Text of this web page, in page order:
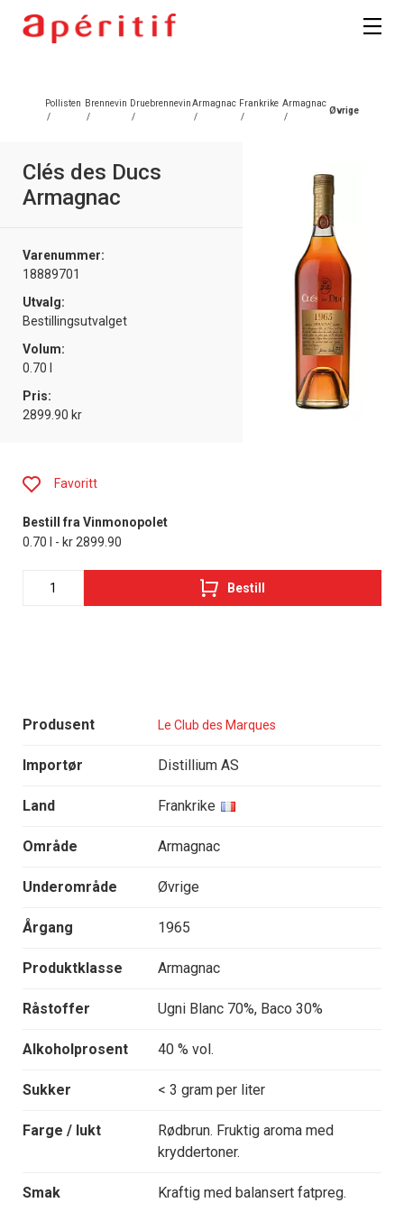
Pollisten
/
Brennevin
/
Druebrennevin
/
Armagnac
/
Frankrike
/
Armagnac
/
Øvrige
Clés des Ducs
Armagnac
Varenummer:
18889701
Utvalg:
Bestillingsutvalget
Volum:
0.70 l
Pris:
2899.90 kr
Produsent Le Club des Marques
Importør Distillium AS
Land Frankrike
Område Armagnac
Underområde Øvrige
Årgang 1965
Produktklasse Armagnac
Råstoffer Ugni Blanc 70%, Baco 30%
Alkoholprosent 40 % vol.
Sukker < 3 gram per liter
Farge / lukt
Rødbrun. Fruktig aroma med
kryddertoner.
Smak Kraftig med balansert fatpreg.
Favoritt
Bestill fra Vinmonopolet
0.70 l - kr 2899.90
Bestill